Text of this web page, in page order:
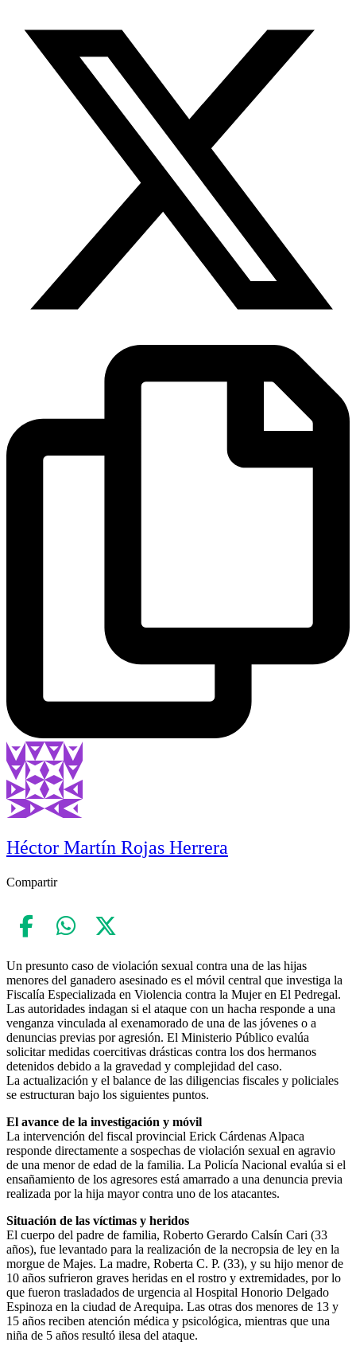
Héctor Martín Rojas Herrera
Compartir
Un presunto caso de violación sexual contra una de las hijas
menores del ganadero asesinado es el móvil central que investiga la
Fiscalía Especializada en Violencia contra la Mujer en El Pedregal.
Las autoridades indagan si el ataque con un hacha responde a una
venganza vinculada al exenamorado de una de las jóvenes o a
denuncias previas por agresión. El Ministerio Público evalúa
solicitar medidas coercitivas drásticas contra los dos hermanos
detenidos debido a la gravedad y complejidad del caso.
La actualización y el balance de las diligencias fiscales y policiales
se estructuran bajo los siguientes puntos.
El avance de la investigación y móvil
La intervención del fiscal provincial Erick Cárdenas Alpaca
responde directamente a sospechas de violación sexual en agravio
de una menor de edad de la familia. La Policía Nacional evalúa si el
ensañamiento de los agresores está amarrado a una denuncia previa
realizada por la hija mayor contra uno de los atacantes.
Situación de las víctimas y heridos
El cuerpo del padre de familia, Roberto Gerardo Calsín Cari (33
años), fue levantado para la realización de la necropsia de ley en la
morgue de Majes. La madre, Roberta C. P. (33), y su hijo menor de
10 años sufrieron graves heridas en el rostro y extremidades, por lo
que fueron trasladados de urgencia al Hospital Honorio Delgado
Espinoza en la ciudad de Arequipa. Las otras dos menores de 13 y
15 años reciben atención médica y psicológica, mientras que una
niña de 5 años resultó ilesa del ataque.